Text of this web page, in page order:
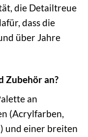
die Detailtreue
dass die
über Jahre
Zubehör an?
an
(Acrylfarben,
und einer breiten